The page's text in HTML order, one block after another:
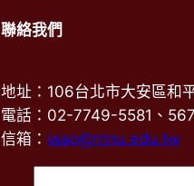
聯絡我們
地址：106台北市大安區和
電話：02-7749-5581、
信箱： iaao@ntnu.edu.tw